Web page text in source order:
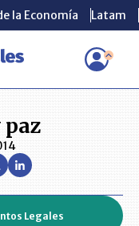
la Economía Latam
Educación y paz
la Economía Latam
paz
Legales